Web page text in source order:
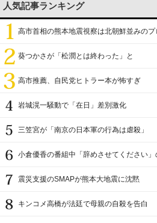
人気記事ランキング
高市首相の熊本地震視察は北朝鮮並みのプ
葵つかさが「松潤とは終わった」と
高市推薦、自民党ヒトラー本が怖すぎ
岩城滉一騒動で「在日」差別激化
三笠宮が「南京の日本軍の行為は虐殺」
小倉優香の番組中「辞めさせてください
震災支援のSMAPが熊本大地震に沈黙
キンコメ高橋が法廷で母親の自殺を告白